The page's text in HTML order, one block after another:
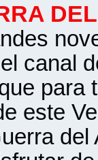
canal
para
este